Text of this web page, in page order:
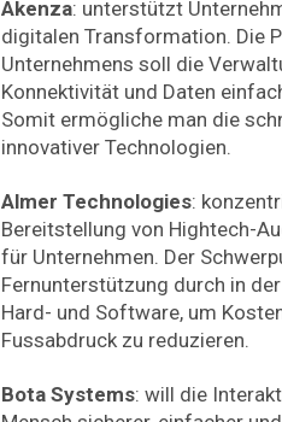
Akenza: unterstützt
digitalen Transformation. Die
Unternehmens soll die
Konnektivität und Daten
Somit ermögliche man die
innovativer Technologien.
Almer Technologies:
Bereitstellung von Hightech-
für Unternehmen. Der
Fernunterstützung durch in
Hard- und Software, um
Fussabdruck zu reduzieren.
Bota Systems: will die